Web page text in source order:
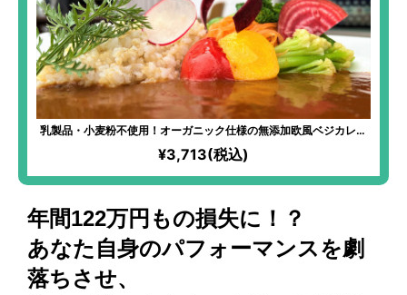
乳製品・小麦粉不使用！オーガニック仕様の無添加欧風ベジカレー
｜【 IN YOU MARKET限定】「化学過敏症の妻のために、美味しい
お料理を食べさせてあげたい」という想いから始まった、全原材料
オーガニックのフレンチ料理！使用する油は小さじ1杯のみ！とって
¥3,713(税込)
年間122万円もの損失に！？
あなた自身のパフォーマンスを劇
落ちさせ、